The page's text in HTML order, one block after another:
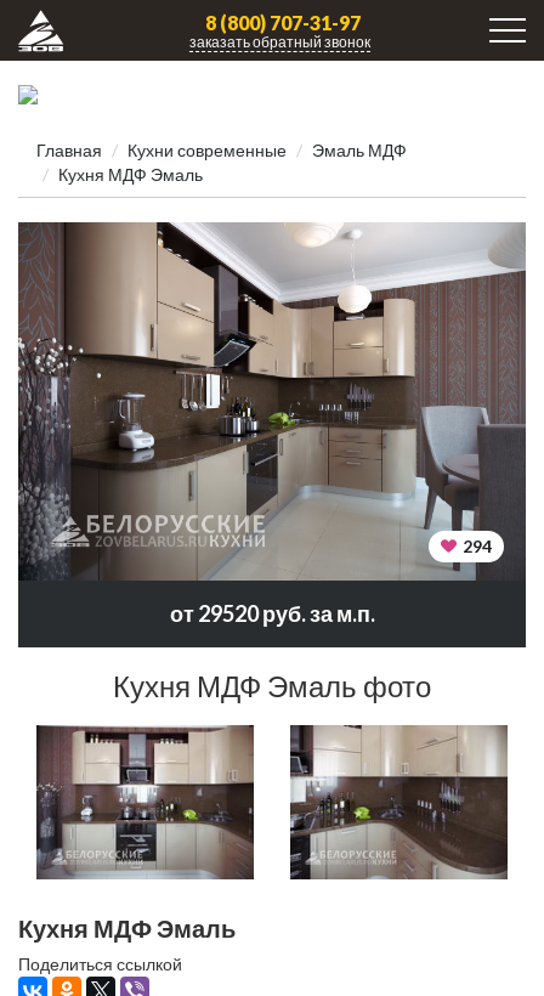
8 (800) 707-31-97
заказать обратный звонок
Главная Кухни современные
Эмаль МДФ
Кухня МДФ Эмаль
294
от 29520 руб. за м.п.
Кухня МДФ Эмаль фото
Кухня МДФ Эмаль
Поделиться ссылкой